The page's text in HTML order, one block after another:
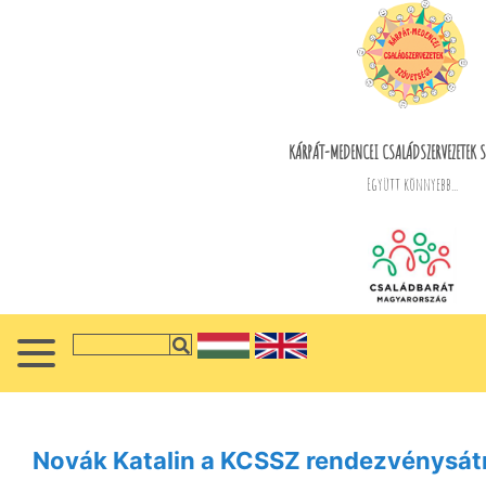
KÁRPÁT-MEDENCEI CSALÁDSZERVEZETEK
Együtt könnyebb...
Novák Katalin a KCSSZ